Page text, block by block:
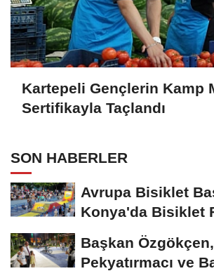
Kartepeli Gençlerin Kamp
Sertifikayla Taçlandı
SON HABERLER
Avrupa Bisiklet
Konya'da Bisiklet
Başkan Özgökçen,
Pekyatırmacı ve